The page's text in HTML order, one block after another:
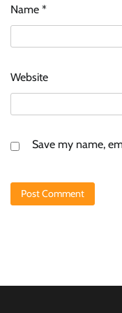
Name *
Website
Save my name,